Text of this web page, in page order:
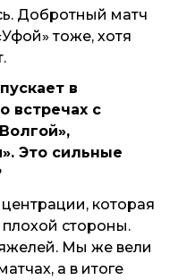
Добротный матч
тоже, хотя
в
встречах с
Это сильные
которая
плохой стороны.
Мы же вели
а в итоге